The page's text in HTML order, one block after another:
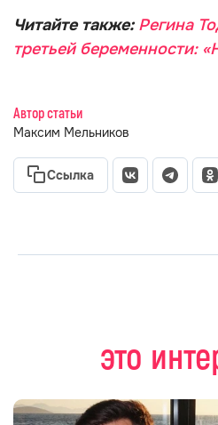
Читайте также: Регина
третьей беременности:
Автор статьи
Максим Мельников
Ссылка
это